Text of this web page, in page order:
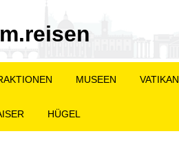
MUSEEN VATIKAN
HÜGEL